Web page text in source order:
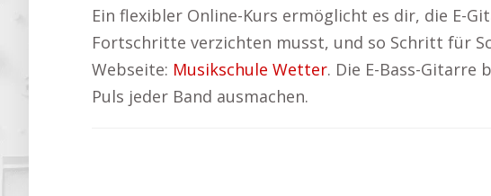
Ein flexibler Online-Kurs ermöglicht es dir, die E-
Fortschritte verzichten musst, und so Schritt für
Webseite: Musikschule Wetter. Die E-Bass-
Puls jeder Band ausmachen.